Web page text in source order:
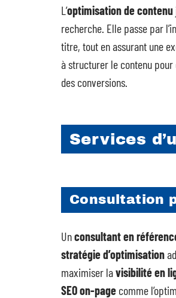
L’optimisation de contenu
recherche. Elle passe par
titre, tout en assurant une
à structurer le contenu
des conversions.
Services
Consultation
Unconsultant en
stratégie d’optimisation
maximiser lavisibilité en
SEO on-page comme